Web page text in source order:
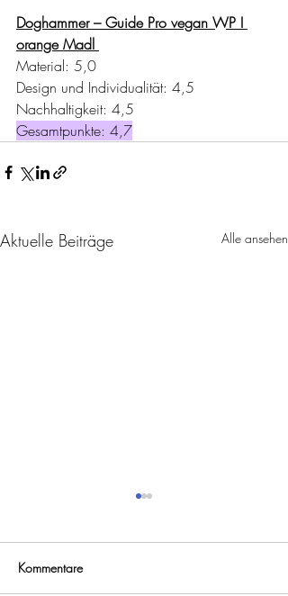
Doghammer – Guide Pro vegan WP I
orange Madl
Material: 5,0
Design und Individualität: 4,5
Nachhaltigkeit: 4,5
Gesamtpunkte: 4,7
Aktuelle Beiträge Alle ansehen
Kommentare